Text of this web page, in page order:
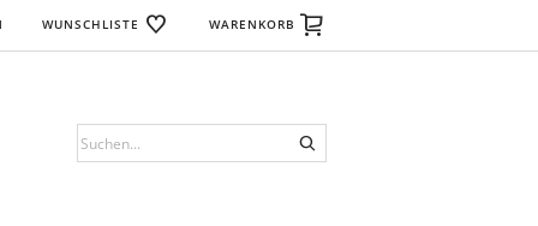
WUNSCHLISTE WARENKORB